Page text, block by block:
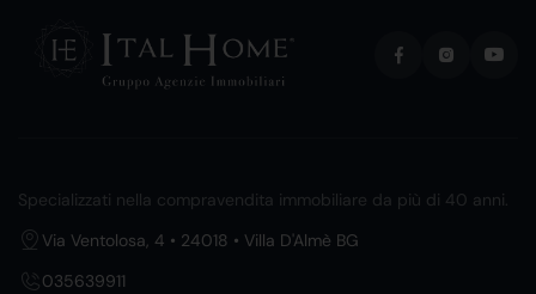
Specializzati nella compravendita immobiliare da più di 40 anni.
Via Ventolosa, 4 • 24018 • Villa D'Almè BG
035639911